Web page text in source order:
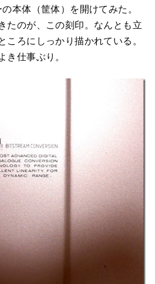
本体（筐体）を開けてみた。
たのが、この刻印。なんとも立
ろにしっかり描かれている。
仕事ぶり。